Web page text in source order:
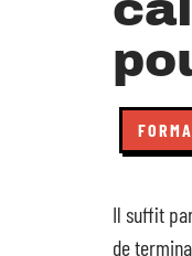
Il suffit
de